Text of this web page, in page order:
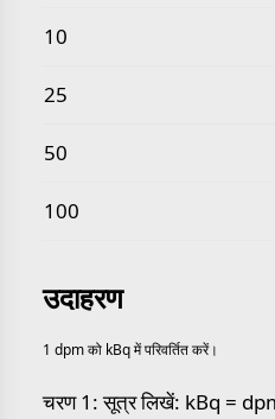
10
25
50
100
उदाहरण
1 dpm को kBq में परिवर्तित करें।
चरण 1: सूत्र लिखें: kBq =